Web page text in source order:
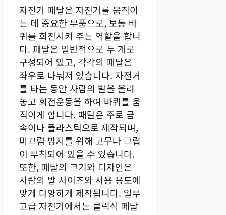
자전거 패달은 자전거를 움직이
는 데 중요한 부품으로, 보통 바
퀴를 회전시켜 주는 역할을 합니
다. 패달은 일반적으로 두 개로
구성되어 있고, 각각의 패달은
좌우로 나눠져 있습니다. 자전거
를 타는 동안 사람의 발을 올려
놓고 회전운동을 하여 바퀴를 움
직이게 합니다. 패달은 주로 금
속이나 플라스틱으로 제작되며,
미끄럼 방지를 위해 고무나 그립
이 부착되어 있을 수 있습니다.
또한, 패달의 크기와 디자인은
사람의 발 사이즈와 사용 용도에
맞게 다양하게 제작됩니다. 일부
고급 자전거에서는 클릭식 페달